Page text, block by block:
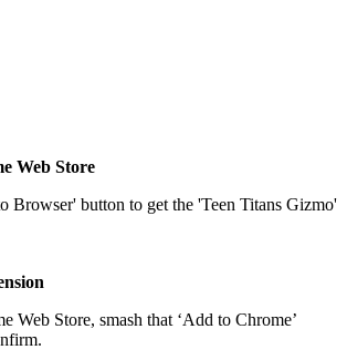
Web Store
Browser' button to get the 'Teen Titans Gizmo'
Web Store, smash that ‘Add to Chrome’